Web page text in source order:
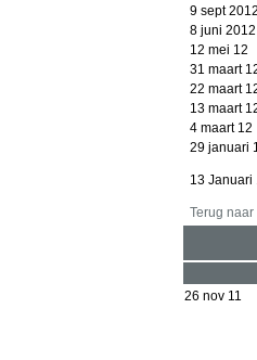
9 sept
8 juni 2012
12 mei 12
31 maart
22 maart
13 maart
4 maart 12
29 januari
13 Januari
Terug
26 nov 11